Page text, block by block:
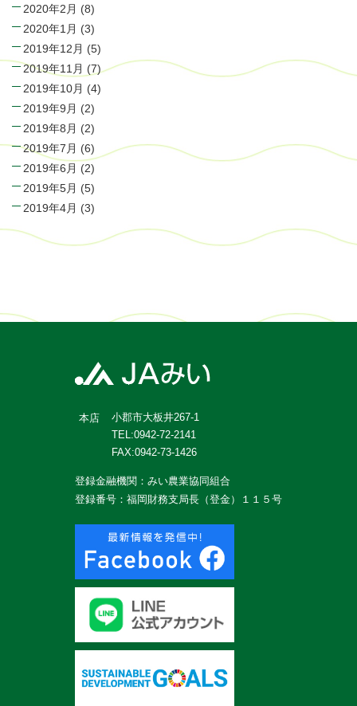
2020年2月 (8)
2020年1月 (3)
2019年12月 (5)
2019年11月 (7)
2019年10月 (4)
2019年9月 (2)
2019年8月 (2)
2019年7月 (6)
2019年6月 (2)
2019年5月 (5)
2019年4月 (3)
本店
小郡市大板井267-1
TEL:0942-72-2141
FAX:0942-73-1426
登録金融機関：みい農業協同組合
登録番号：福岡財務支局長（登金）１１５号